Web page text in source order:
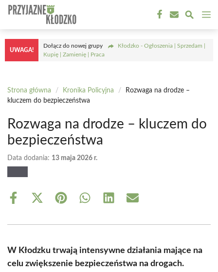
Przejdź
treści
UWAGA!
Dołącz do nowej grupy
Kłodzko - Ogłoszenia | Sprzedam |
Kupię | Zamienię | Praca
Strona główna / Kronika Policyjna /
Rozwaga na drodze –
kluczem do bezpieczeństwa
Rozwaga na drodze – kluczem do
bezpieczeństwa
Data dodania: 13 maja 2026 r.
Share
Share
(Twitter)
Share Share Share Share
W Kłodzku trwają intensywne działania mające na
celu zwiększenie bezpieczeństwa na drogach.